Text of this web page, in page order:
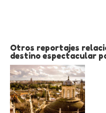
Otros reportajes
destino espectacular